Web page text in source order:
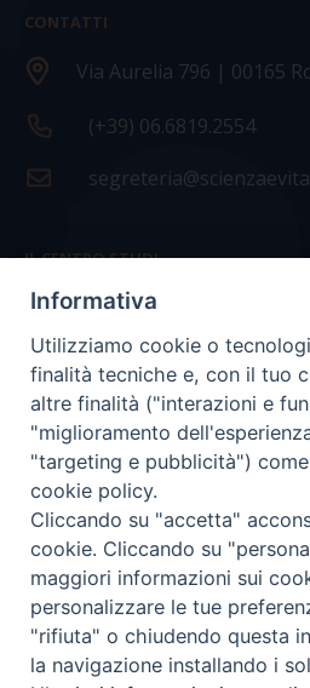
CONTATTI
Via Aurelia 796 | 00165
(+39) 06.6819.2554
IL CENTRO STUDI
La nostra storia
Statuto
Presidenza e ufficio presidenza
Consiglio scientifico
Coordinamento nazionale
COPYRIGHT Scienza & Vita -
diritti -Privacy
Informativa
Utilizziamo cookie o
finalità tecniche e, con il tuo
altre finalità ("interazioni e
"miglioramento
"targeting e pubblicità")
cookie policy.
Cliccando su "accetta"
cookie. Cliccando su
maggiori informazioni sui
personalizzare le tue
"rifiuta" o chiudendo questa
la navigazione installando i